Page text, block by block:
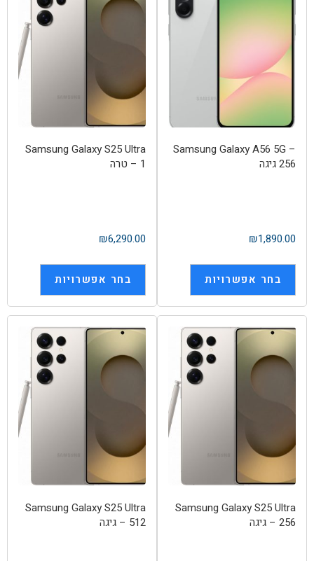
Samsung Galaxy A56 5G –
256 גיגה
₪1,890.00
בחר אפשרויות
Samsung Galaxy S25 Ultra
– 1 טרה
₪6,290.00
בחר אפשרויות
Samsung Galaxy S25 Ultra
– 256 גיגה
Samsung Galaxy S25 Ultra
– 512 גיגה